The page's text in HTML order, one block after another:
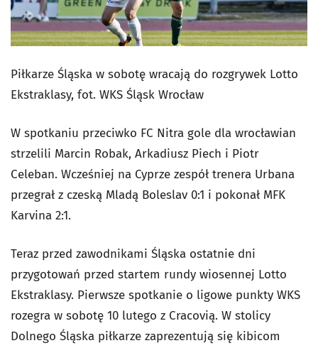
Piłkarze Śląska w sobotę wracają do rozgrywek Lotto
Ekstraklasy, fot. WKS Śląsk Wrocław
W spotkaniu przeciwko FC Nitra gole dla wrocławian
strzelili Marcin Robak, Arkadiusz Piech i Piotr
Celeban. Wcześniej na Cyprze zespół trenera Urbana
przegrał z czeską Mladą Boleslav 0:1 i pokonał MFK
Karvina 2:1.
Teraz przed zawodnikami Śląska ostatnie dni
przygotowań przed startem rundy wiosennej Lotto
Ekstraklasy. Pierwsze spotkanie o ligowe punkty WKS
rozegra w sobotę 10 lutego z Cracovią. W stolicy
Dolnego Śląska piłkarze zaprezentują się kibicom